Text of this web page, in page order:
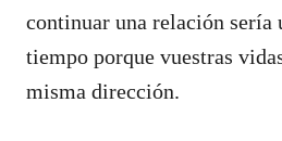
continuar una relación sería
tiempo porque vuestras
misma dirección.